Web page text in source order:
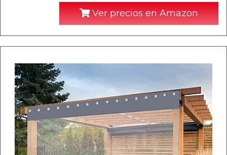
Ver precios en Amazon